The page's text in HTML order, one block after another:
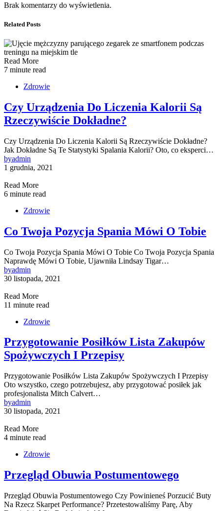
Brak komentarzy do wyświetlenia.
Related Posts
Read More
7 minute read
Zdrowie
Czy Urządzenia Do Liczenia Kalorii Są
Rzeczywiście Dokładne?
Czy Urządzenia Do Liczenia Kalorii Są Rzeczywiście Dokładne?
Jak Dokładne Są Te Statystyki Spalania Kalorii? Oto, co eksperci…
byadmin
1 grudnia, 2021
Read More
6 minute read
Zdrowie
Co Twoja Pozycja Spania Mówi O Tobie
Co Twoja Pozycja Spania Mówi O Tobie Co Twoja Pozycja Spania
Naprawdę Mówi O Tobie, Ujawniła Lindsay Tigar…
byadmin
30 listopada, 2021
Read More
11 minute read
Zdrowie
Przygotowanie Posiłków Lista Zakupów
Spożywczych I Przepisy
Przygotowanie Posiłków Lista Zakupów Spożywczych I Przepisy
Oto wszystko, czego potrzebujesz, aby przygotować posiłek jak
profesjonalista Mitch Calvert…
byadmin
30 listopada, 2021
Read More
4 minute read
Zdrowie
Przegląd Obuwia Postumentowego
Przegląd Obuwia Postumentowego Czy Powinieneś Porzucić Buty
Na Rzecz Skarpet Performance? Przetestowaliśmy Parę, Aby